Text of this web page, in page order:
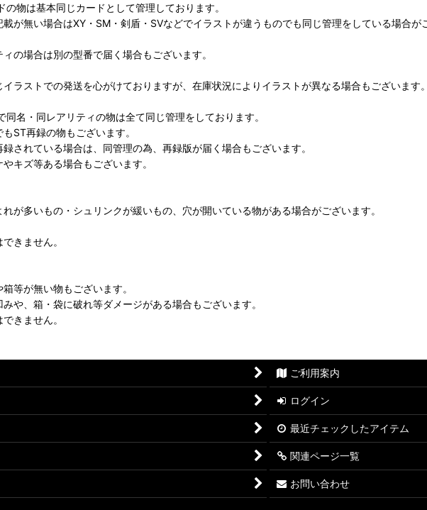
物は基本同じカードとして管理しております。
が無い場合はXY・SM・剣盾・SVなどでイラストが違うものでも同じ管理をしている場合が
の場合は別の型番で届く場合もございます。
ラストでの発送を心がけておりますが、在庫状況によりイラストが異なる場合もございます。
名・同レアリティの物は全て同じ管理をしております。
ST再録の物もございます。
されている場合は、同管理の為、再録版が届く場合もございます。
キズ等ある場合もございます。
が多いもの・シュリンクが緩いもの、穴が開いている物がある場合がございます。
きません。
等が無い物もございます。
や、箱・袋に破れ等ダメージがある場合もございます。
きません。
ご利用案内
ログイン
最近チェックしたアイテム
関連ページ一覧
お問い合わせ